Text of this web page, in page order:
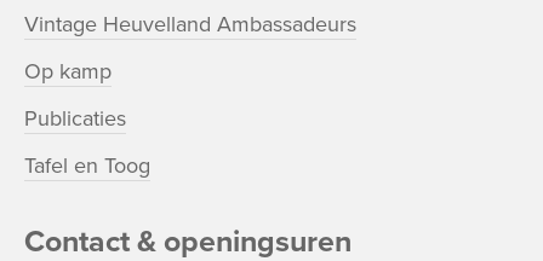
Vintage Heuvelland Ambassadeurs
Op kamp
Publicaties
Tafel en Toog
Contact & openingsuren